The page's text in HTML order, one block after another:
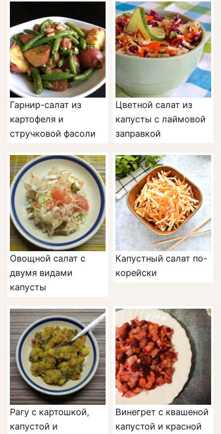
Гарнир-салат из
картофеля и
стручковой фасоли
Цветной салат из
капусты с лаймовой
заправкой
Овощной салат с
двумя видами
капусты
Капустный салат по-
корейски
Рагу с картошкой,
капустой и
Винегрет с квашеной
капустой и красной